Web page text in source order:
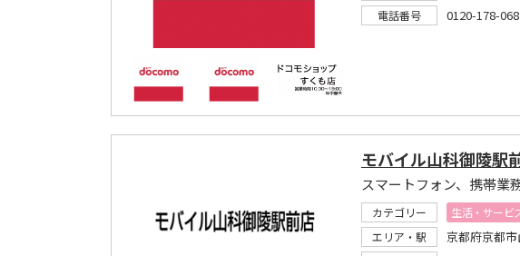
電話番号 0120-178-068
モバイル山科御陵駅
スマートフォン、携帯業
カテゴリー 生活・サービ
エリア・駅
京都府京都